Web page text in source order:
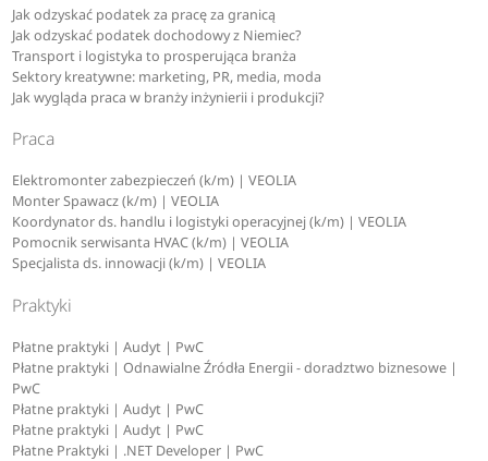
Jak odzyskać podatek za pracę za granicą
Jak odzyskać podatek dochodowy z Niemiec?
Transport i logistyka to prosperująca branża
Sektory kreatywne: marketing, PR, media, moda
Jak wygląda praca w branży inżynierii i produkcji?
Praca
Elektromonter zabezpieczeń (k/m) | VEOLIA
Monter Spawacz (k/m) | VEOLIA
Koordynator ds. handlu i logistyki operacyjnej (k/m) | VEOLIA
Pomocnik serwisanta HVAC (k/m) | VEOLIA
Specjalista ds. innowacji (k/m) | VEOLIA
Praktyki
Płatne praktyki | Audyt | PwC
Płatne praktyki | Odnawialne Źródła Energii - doradztwo biznesowe |
PwC
Płatne praktyki | Audyt | PwC
Płatne praktyki | Audyt | PwC
Płatne Praktyki | .NET Developer | PwC